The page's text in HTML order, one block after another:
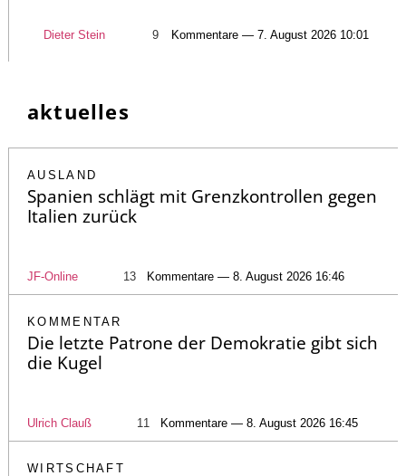
Dieter Stein 9 Kommentare — 7. August 2026 10:01
aktuelles
AUSLAND
Spanien schlägt mit Grenzkontrollen gegen
Italien zurück
JF-Online 13 Kommentare — 8. August 2026 16:46
KOMMENTAR
Die letzte Patrone der Demokratie gibt sich
die Kugel
Ulrich Clauß 11 Kommentare — 8. August 2026 16:45
WIRTSCHAFT